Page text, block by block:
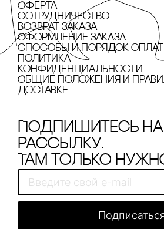
Оферта
сотрудничество
Возврат заказа
Оформление заказа
cпособы и порядок
Политика
конфиденциальности
Общие положения и
доставке
Подпишитесь
рассылку.
Там только